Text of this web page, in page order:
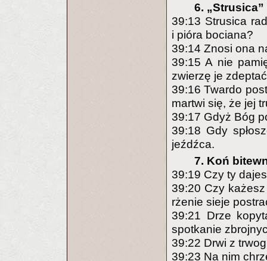
6.
39:13 Strusica
i pióra bociana?
39:14 Znosi ona
39:15 A nie
zwierzę je
39:16 Twardo
martwi się, że jej
39:17 Gdyż Bóg
39:18 Gdy
jeźdźca.
7. Koń
39:19 Czy ty
39:20 Czy
rżenie sieje
39:21 Drze
spotkanie
39:22 Drwi z
39:23 Na nim